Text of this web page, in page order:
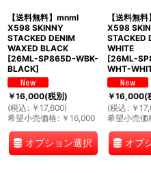
【送料無料】mnml
X598 SKINNY
STACKED DENIM
WAXED BLACK
[26ML-SP865D-WBK-
BLACK]
￥16,000(税別)
(税込 : ￥ 17,600)
希望小売価格: ￥ 16,000
オプション選択
【送料無
X598
STACKED
WHITE
[26ML-
WHT-
￥16,000(
(税込 : ￥
希望小売価
オプ